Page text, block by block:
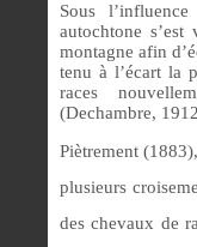
Sous
autochtone
montagne afin
tenu à l’écart la
races
(Dechambre,
Piètrement
plusieurs
des chevaux de